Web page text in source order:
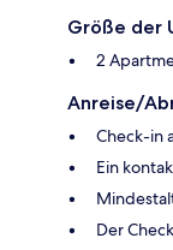
Größe der
2
Anreise/
Check-in
Ein
Der